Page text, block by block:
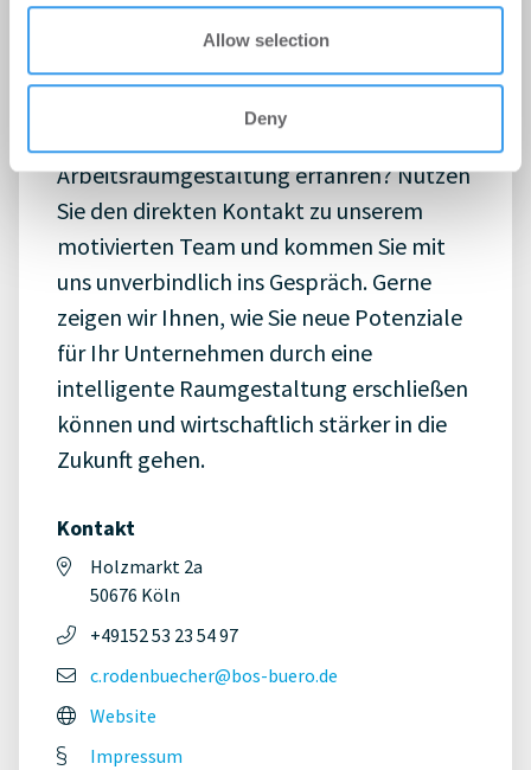
Allow selection
Deny
Sie möchten mehr über die BOS GmbH
und unseren einzigartigen Ansatz in der
Arbeitsraumgestaltung erfahren? Nutzen
Sie den direkten Kontakt zu unserem
motivierten Team und kommen Sie mit
uns unverbindlich ins Gespräch. Gerne
zeigen wir Ihnen, wie Sie neue Potenziale
für Ihr Unternehmen durch eine
intelligente Raumgestaltung erschließen
können und wirtschaftlich stärker in die
Zukunft gehen.
Kontakt
Holzmarkt 2a
50676 Köln
+49152 53 23 54 97
c.rodenbuecher@bos-buero.de
Website
Impressum